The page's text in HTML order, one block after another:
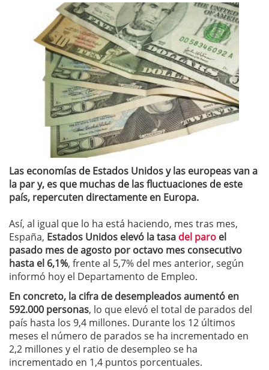
Las economías de Estados Unidos y las europeas van a
la par y, es que muchas de las fluctuaciones de este
país, repercuten directamente en Europa.
Así, al igual que lo ha está haciendo, mes tras mes,
España, Estados Unidos elevó la tasa del paro el
pasado mes de agosto por octavo mes consecutivo
hasta el 6,1%, frente al 5,7% del mes anterior, según
informó hoy el Departamento de Empleo.
En concreto, la cifra de desempleados aumentó en
592.000 personas, lo que elevó el total de parados del
país hasta los 9,4 millones. Durante los 12 últimos
meses el número de parados se ha incrementado en
2,2 millones y el ratio de desempleo se ha
incrementado en 1,4 puntos porcentuales.